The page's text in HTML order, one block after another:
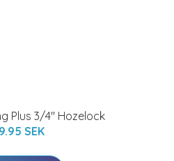
Plus 3/4" Hozelock
SEK